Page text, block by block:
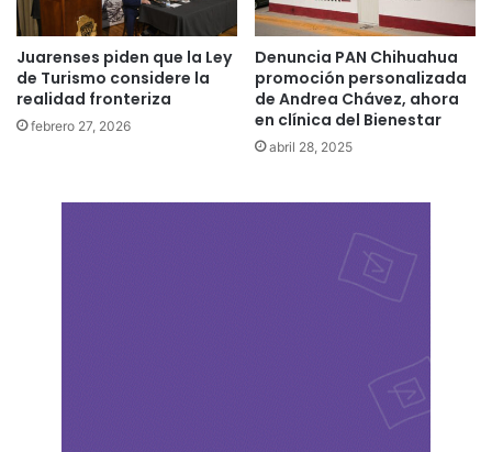
Juarenses piden que la Ley
de Turismo considere la
realidad fronteriza
febrero 27, 2026
Denuncia PAN Chihuahua
promoción personalizada
de Andrea Chávez, ahora
en clínica del Bienestar
abril 28, 2025